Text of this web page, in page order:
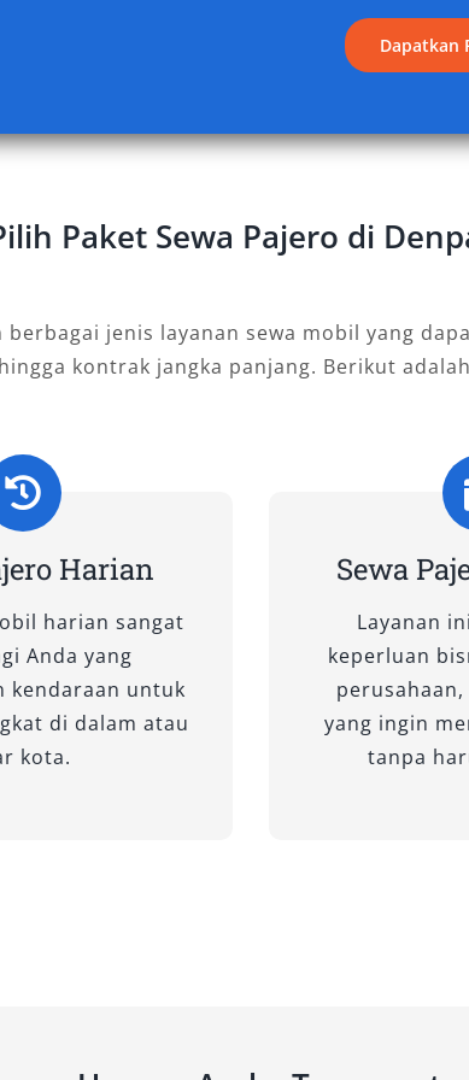
Sangat sesuai untuk aktivitas dalam kota,
bersama keluarga. Interiornya dirancang
bulanan.
elegan dan fitur keselamatan lengkap, tipe
di jalanan Bali maupun luar kota.
tertinggi di kelas 4×2, tipe ini dilengkapi fitur
control, jok kulit premium, dan sistem
mutakhir tanpa perlu fitur
Dapatkan
Paket Sewa Pajero di
berbagai jenis layanan sewa mobil yang
kontrak jangka panjang. Berikut
Harian
harian sangat
Anda yang
kendaraan untuk
di dalam atau
kota.
Sewa
Layanan
keperluan
yang ingin
tanpa